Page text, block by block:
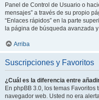
Panel de Control de Usuario o
mensajes” a través de su propio
“Enlaces rápidos” en la parte
la página de búsqueda avanzada
Arriba
Suscripciones y Favoritos
¿Cuál es la diferencia entre
En phpBB 3.0, los temas
navegador web. Usted no era